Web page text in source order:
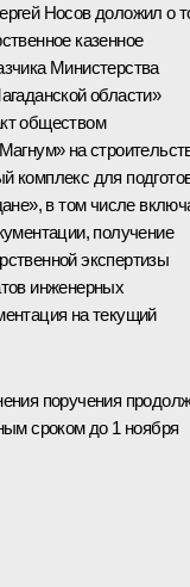
Носов доложил о
казенное
Министерства
области»
обществом
на
комплекс для
в том числе
получение
экспертизы
инженерных
на текущий
поручения
сроком до 1 ноября